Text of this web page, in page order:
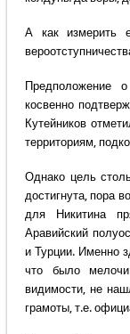
А как измерить
Предположение
косвенно
Кутейников
территориям,
Однако цель
достигнута, пора
для Никитина
Аравийский
и Турции. Именно
что было
видимости, не
грамоты, т.е.